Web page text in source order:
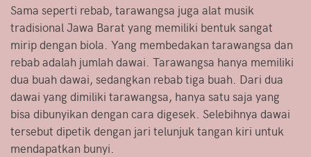
Sama seperti rebab, tarawangsa juga alat musik
tradisional Jawa Barat yang memiliki bentuk sangat
mirip dengan biola. Yang membedakan tarawangsa dan
rebab adalah jumlah dawai. Tarawangsa hanya memiliki
dua buah dawai, sedangkan rebab tiga buah. Dari dua
dawai yang dimiliki tarawangsa, hanya satu saja yang
bisa dibunyikan dengan cara digesek. Selebihnya dawai
tersebut dipetik dengan jari telunjuk tangan kiri untuk
mendapatkan bunyi.